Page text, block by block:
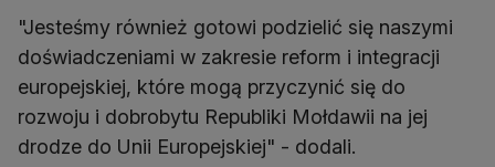
"Jesteśmy również gotowi podzielić się naszymi
doświadczeniami w zakresie reform i integracji
europejskiej, które mogą przyczynić się do
rozwoju i dobrobytu Republiki Mołdawii na jej
drodze do Unii Europejskiej" - dodali.